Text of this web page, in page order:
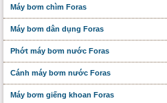
Máy bơm chìm Foras
Máy bơm dân dụng Foras
Phớt máy bơm nước Foras
Cánh máy bơm nước Foras
Máy bơm giếng khoan Foras